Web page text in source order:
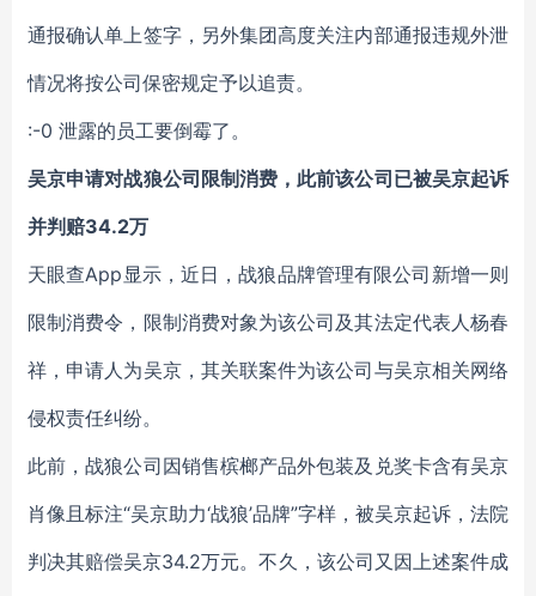
通报确认单上签字，另外集团高度关注内部通报违规外泄
情况将按公司保密规定予以追责。
:-0 泄露的员工要倒霉了。
吴京申请对战狼公司限制消费，此前该公司已被吴京起诉
并判赔34.2万
天眼查App显示，近日，战狼品牌管理有限公司新增一则
限制消费令，限制消费对象为该公司及其法定代表人杨春
祥，申请人为吴京，其关联案件为该公司与吴京相关网络
侵权责任纠纷。
此前，战狼公司因销售槟榔产品外包装及兑奖卡含有吴京
肖像且标注“吴京助力‘战狼’品牌”字样，被吴京起诉，法院
判决其赔偿吴京34.2万元。不久，该公司又因上述案件成